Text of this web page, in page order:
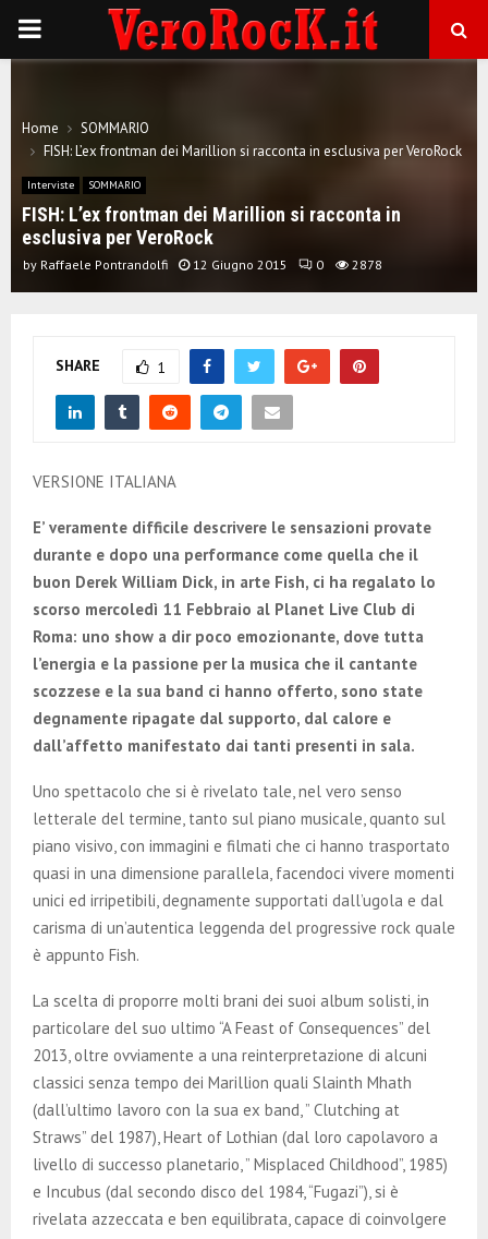
P
M
A
N
U
Home
SOMMARIO
FISH: L’ex frontman dei Marillion si racconta in esclusiva per VeroRock
Interviste SOMMARIO
FISH: L’ex frontman dei Marillion si racconta in
esclusiva per VeroRock
by Raffaele Pontrandolfi 12 Giugno 2015 0 2878
SHARE 1
VERSIONE ITALIANA
E’ veramente difficile descrivere le sensazioni provate
durante e dopo una performance come quella che il
buon Derek William Dick, in arte Fish, ci ha regalato lo
scorso mercoledì 11 Febbraio al Planet Live Club di
Roma: uno show a dir poco emozionante, dove tutta
l’energia e la passione per la musica che il cantante
scozzese e la sua band ci hanno offerto, sono state
degnamente ripagate dal supporto, dal calore e
dall’affetto manifestato dai tanti presenti in sala.
Uno spettacolo che si è rivelato tale, nel vero senso
letterale del termine, tanto sul piano musicale, quanto sul
piano visivo, con immagini e filmati che ci hanno trasportato
quasi in una dimensione parallela, facendoci vivere momenti
unici ed irripetibili, degnamente supportati dall’ugola e dal
carisma di un’autentica leggenda del progressive rock quale
è appunto Fish.
La scelta di proporre molti brani dei suoi album solisti, in
particolare del suo ultimo “A Feast of Consequences” del
2013, oltre ovviamente a una reinterpretazione di alcuni
classici senza tempo dei Marillion quali Slainth Mhath
(dall’ultimo lavoro con la sua ex band, ” Clutching at
Straws” del 1987), Heart of Lothian (dal loro capolavoro a
livello di successo planetario, ” Misplaced Childhood”, 1985)
e Incubus (dal secondo disco del 1984, “Fugazi”), si è
rivelata azzeccata e ben equilibrata, capace di coinvolgere